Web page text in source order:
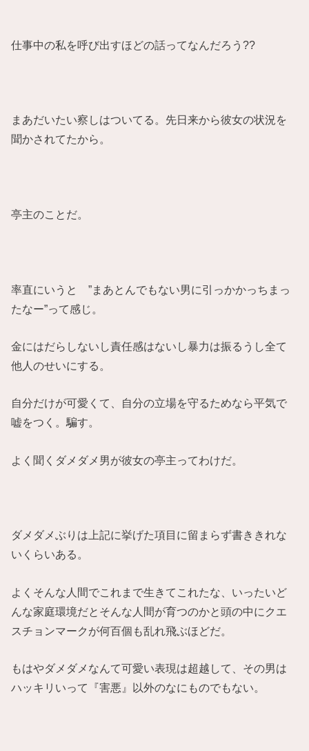
仕事中の私を呼び出すほどの話ってなんだろう??
まあだいたい察しはついてる。先日来から彼女の状況を
聞かされてたから。
亭主のことだ。
率直にいうと ”まあとんでもない男に引っかかっちまっ
たなー”って感じ。
金にはだらしないし責任感はないし暴力は振るうし全て
他人のせいにする。
自分だけが可愛くて、自分の立場を守るためなら平気で
嘘をつく。騙す。
よく聞くダメダメ男が彼女の亭主ってわけだ。
ダメダメぶりは上記に挙げた項目に留まらず書ききれな
いくらいある。
よくそんな人間でこれまで生きてこれたな、いったいど
んな家庭環境だとそんな人間が育つのかと頭の中にクエ
スチョンマークが何百個も乱れ飛ぶほどだ。
もはやダメダメなんて可愛い表現は超越して、その男は
ハッキリいって『害悪』以外のなにものでもない。